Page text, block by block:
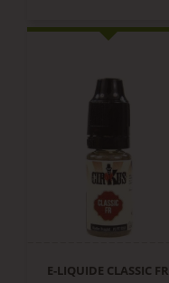
E-LIQUIDE CLASSIC FR